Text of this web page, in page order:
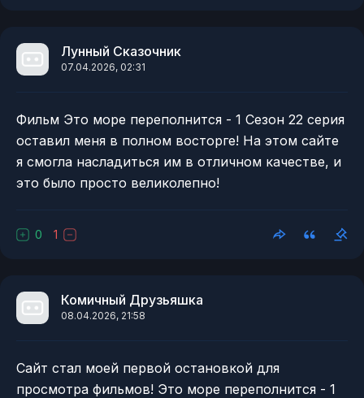
Лунный Сказочник
07.04.2026, 02:31
Фильм Это море переполнится - 1 Сезон 22 серия
оставил меня в полном восторге! На этом сайте
я смогла насладиться им в отличном качестве, и
это было просто великолепно!
0 1
Комичный Друзьяшка
08.04.2026, 21:58
Сайт стал моей первой остановкой для
просмотра фильмов! Это море переполнится - 1